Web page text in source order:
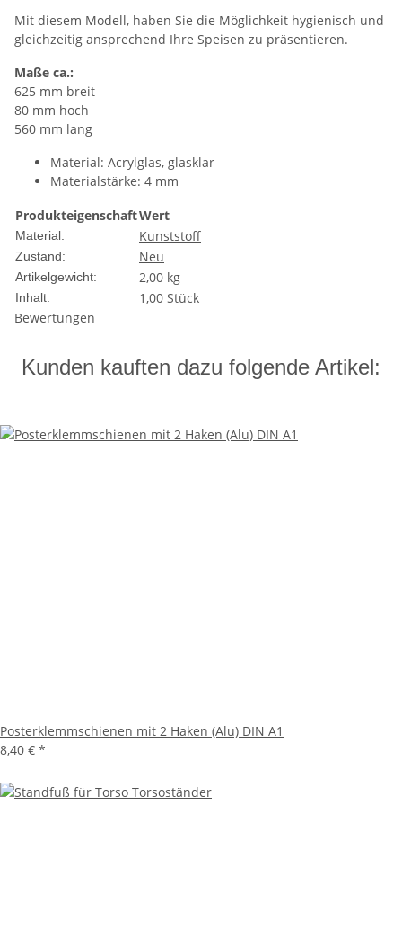
Mit diesem Modell, haben Sie die Möglichkeit hygienisch und
gleichzeitig ansprechend Ihre Speisen zu präsentieren.
Maße ca.:
625 mm breit
80 mm hoch
560 mm lang
Material: Acrylglas, glasklar
Materialstärke: 4 mm
ProdukteigenschaftWert
Material: Kunststoff
Zustand: Neu
Artikelgewicht: 2,00 kg
Inhalt:
1,00 Stück
Bewertungen
Kunden kauften dazu folgende Artikel:
Posterklemmschienen mit 2 Haken (Alu) DIN A1
8,40 € *